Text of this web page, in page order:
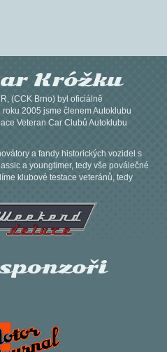
Króžku
(CCK Brno) byl oficiálně
2005 jsme členem Autoklubu
Veteran Car Clubů Autoklubu
a fandy historických vozidel s
a youngtimer, tedy vše poválečné
klubové testace veteránů, tedy